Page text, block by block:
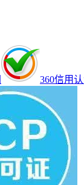
360信用